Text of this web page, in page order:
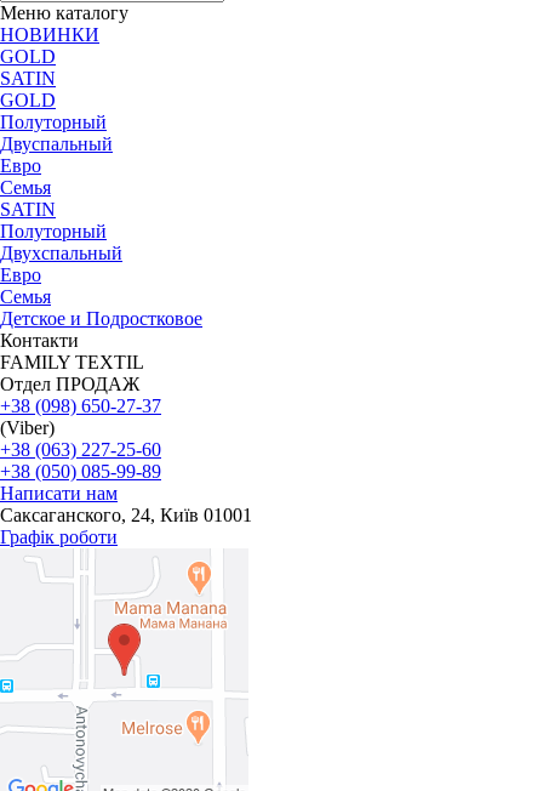
Меню каталогу
НОВИНКИ
GOLD
SATIN
GOLD
Полуторный
Двуспальный
Евро
Семья
SATIN
Полуторный
Двухспальный
Евро
Семья
Детское и Подростковое
Контакти
FAMILY TEXTIL
Отдел ПРОДАЖ
+38 (098) 650-27-37
(Viber)
+38 (063) 227-25-60
+38 (050) 085-99-89
Написати нам
Саксаганского, 24, Київ 01001
Графік роботи